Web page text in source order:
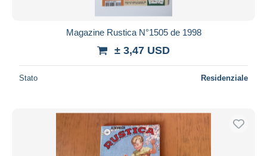
Magazine Rustica N°1505 de 1998
± 3,47 USD
Stato Residenziale